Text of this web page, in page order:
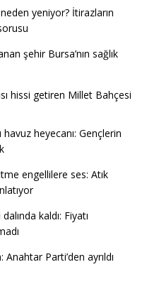
neden yeniyor? İtirazların
şehir Bursa’nın sağlık
hissi getiren Millet Bahçesi
havuz heyecanı: Gençlerin
engellilere ses: Atık
kaldı: Fiyatı
Parti’den ayrıldı